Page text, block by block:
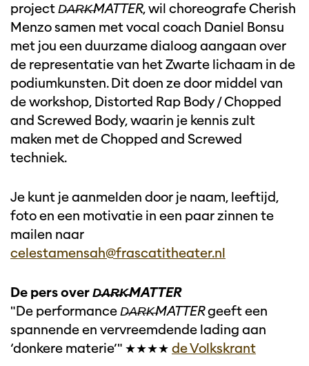
projectD̶A̶R̶K̶MATTER, wil choreografe Cherish
Menzo samen met vocal coach Daniel Bonsu
met jou een duurzame dialoog aangaan over
de representatie van het Zwarte lichaam in de
podiumkunsten. Dit doen ze door middel van
de workshop, Distorted Rap Body / Chopped
and Screwed Body, waarin je kennis zult
maken met de Chopped and Screwed
techniek.
Je kunt je aanmelden door je naam, leeftijd,
foto en een motivatie in een paar zinnen te
mailen naar
celestamensah@frascatitheater.nl
De pers overD̶A̶R̶K̶MATTER
"De performanceD̶A̶R̶K̶MATTERgeeft een
spannende en vervreemdende lading aan
‘donkere materie’" ★★★★ de Volkskrant